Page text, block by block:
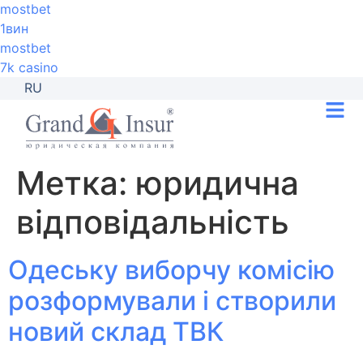
mostbet
1вин
mostbet
7k casino
RU
Метка: юридична
відповідальність
Одеську виборчу комісію
розформували і створили
новий склад ТВК